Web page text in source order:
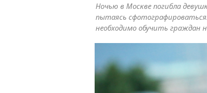
Ночью в Москве погибла
пытаясь
необходимо обучить граждан